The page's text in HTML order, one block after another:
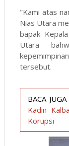
"Kami atas
Nias Utara
bapak
Utara
tersebut.
BACA JUGA
Kadin
Korupsi